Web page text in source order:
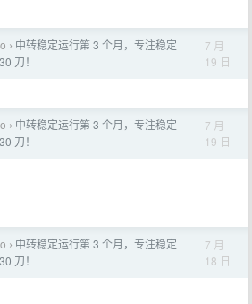
› 中转稳定运行第 3 个月，专注稳定
刀！
7 月
19 日
› 中转稳定运行第 3 个月，专注稳定
刀！
7 月
19 日
› 中转稳定运行第 3 个月，专注稳定
刀！
7 月
18 日